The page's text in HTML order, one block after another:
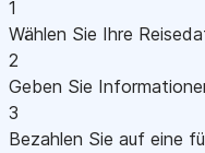
1
Wählen Sie Ihre
2
Geben Sie
3
Bezahlen Sie auf eine